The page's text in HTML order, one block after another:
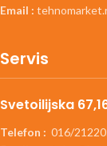
Email :
Servis
Svetoilijska
Telefon : 016/